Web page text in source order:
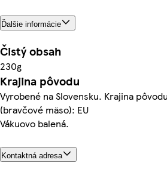
Ďalšie informácie
Čistý obsah
230g
Krajina pôvodu
Vyrobené na Slovensku. Krajina
(bravčové mäso): EU
Vákuovo balená.
Kontaktná adresa